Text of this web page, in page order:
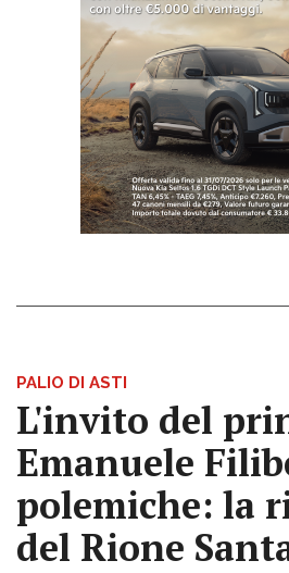
PALIO DI ASTI
L'invito del
Emanuele
polemiche: la
del Rione